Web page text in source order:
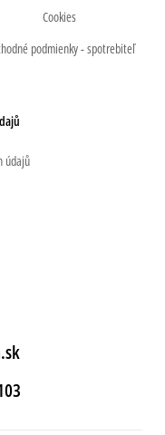
Cookies
podmienky - spotrebiteľ
údajů